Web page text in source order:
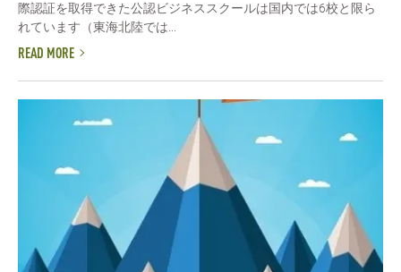
際認証を取得できた公認ビジネススクールは国内では6校と限ら
れています（東海北陸では...
READ MORE